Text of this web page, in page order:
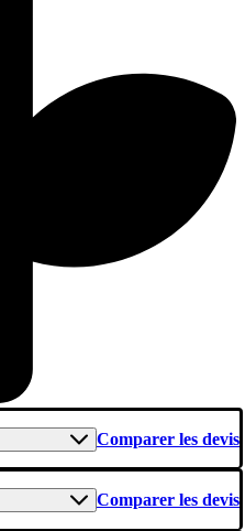
Comparer les devis
Comparer les devis